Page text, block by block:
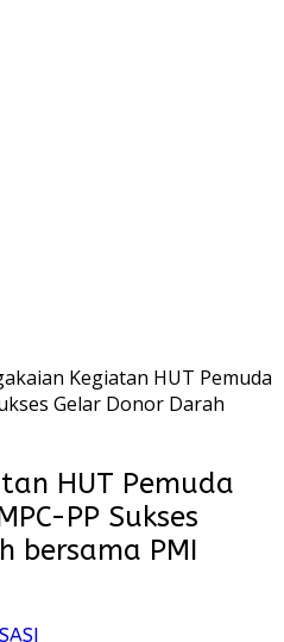
Kegiatan HUT Pemuda
Gelar Donor Darah
HUT Pemuda
PP Sukses
bersama PMI